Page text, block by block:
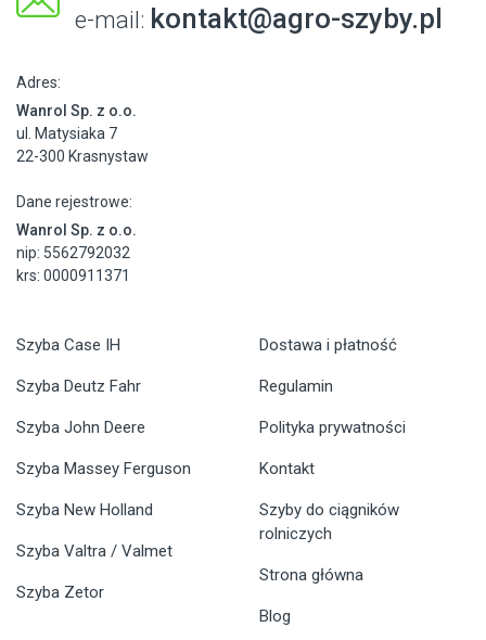
e-mail: kontakt@agro-szyby.pl
Adres:
Wanrol Sp. z o.o.
ul. Matysiaka 7
22-300 Krasnystaw
Dane rejestrowe:
Wanrol Sp. z o.o.
nip: 5562792032
krs: 0000911371
Szyba Case IH
Szyba Deutz Fahr
Szyba John Deere
Szyba Massey Ferguson
Szyba New Holland
Szyba Valtra / Valmet
Szyba Zetor
Dostawa i płatność
Regulamin
Polityka prywatności
Kontakt
Szyby do ciągników
rolniczych
Strona główna
Blog